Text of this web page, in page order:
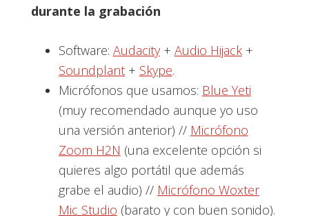
durante la grabación
Software: Audacity+ Audio Hijack+
Soundplant+ Skype.
Micrófonos que usamos: Blue Yeti
(muy recomendado aunque yo uso
una versión anterior) // Micrófono
Zoom H2N (una excelente opción si
quieres algo portátil que además
grabe el audio) // Micrófono Woxter
Mic Studio (barato y con buen sonido).